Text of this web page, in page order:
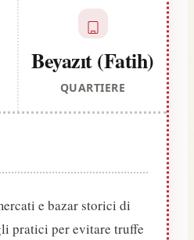
Beyazıt (Fatih)
QUARTIERE
e bazar storici di
pratici per evitare truffe